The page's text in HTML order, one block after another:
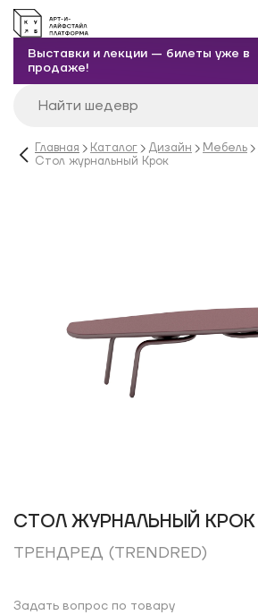
Выставки и лекции — билеты уже в
продаже!
Главная Каталог Дизайн Мебель
Стол журнальный Крок
СТОЛ ЖУРНАЛЬНЫЙ КРОК
ТРЕНДРЕД (TRENDRED)
Задать вопрос по товару